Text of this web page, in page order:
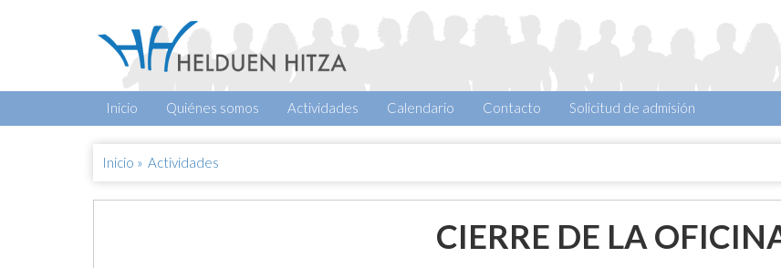
Inicio Quiénes somos Actividades Calendario Contacto Solicitud de admisión
Inicio » Actividades
CIERRE DE LA